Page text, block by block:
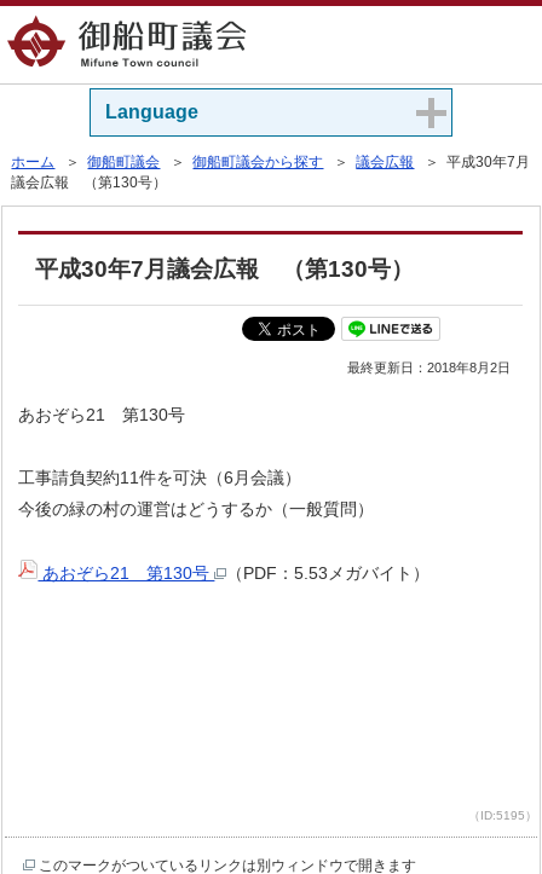
Language
ホーム ＞御船町議会 ＞御船町議会から探す ＞議会広報
＞ 平成30年7月
議会広報 （第130号）
平成30年7月議会広報 （第130号）
最終更新日：2018年8月2日
あおぞら21 第130号
工事請負契約11件を可決（6月会議）
今後の緑の村の運営はどうするか（一般質問）
あおぞら21 第130号 （PDF：5.53メガバイト）
（ID:5195）
このマークがついているリンクは別ウィンドウで開きます